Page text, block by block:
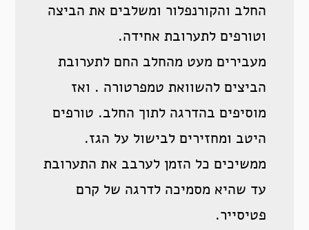
החלב והקורנפלור ומשלבים את הביצה
וטורפים לתערובת אחידה.
מעבירים מעט מהחלב החם לתערובת
הביצים להשוואת טמפרטורה . ואז
מוסיפים בהדרגה לתוך החלב. טורפים
היטב ומחזירים לבישול על הגז.
ממשיכים כל הזמן לערבב את התערובת
עד שהיא מסמיכה לדרגה של קרם
פטיסייר.